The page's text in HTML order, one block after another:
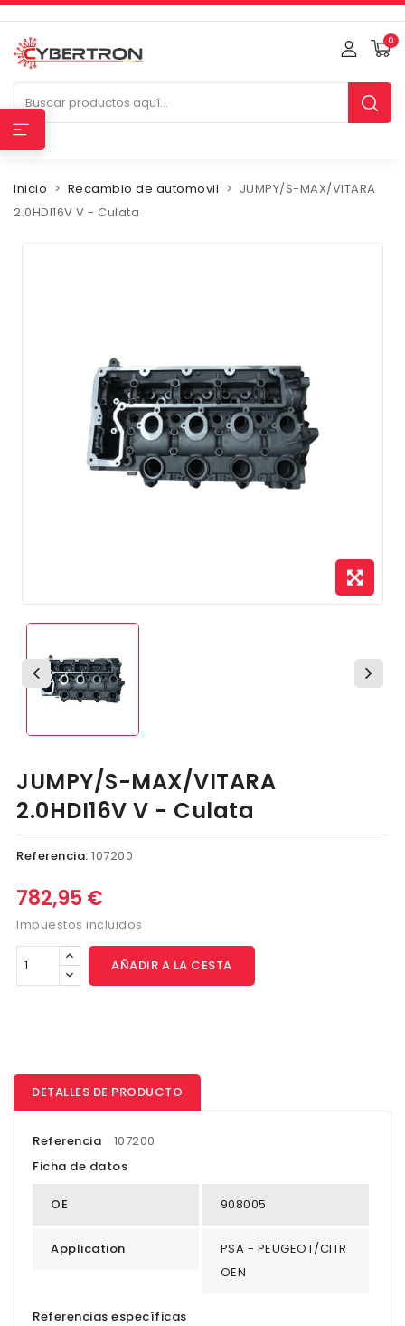
0
Inicio Recambio de automovil
JUMPY/S-MAX/VITARA
2.0HDI16V V - Culata
JUMPY/S-MAX/VITARA
2.0HDI16V V - Culata
Referencia: 107200
782,95 €
Impuestos incluidos
AÑADIR A LA CESTA
DETALLES DE PRODUCTO
Referencia
107200
Ficha de datos
OE 908005
Application
PSA - PEUGEOT/CITR
OEN
Referencias específicas